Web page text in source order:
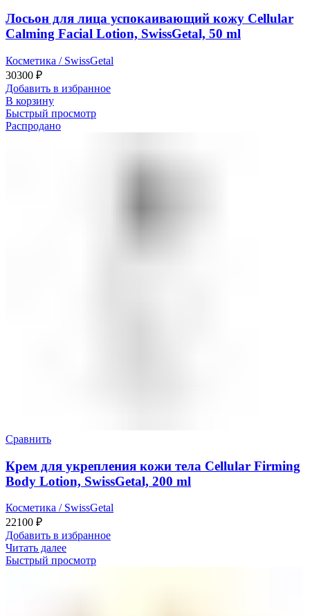
Лосьон для лица успокаивающий кожу Cellular
Calming Facial Lotion, SwissGetal, 50 ml
Косметика / SwissGetal
30300 ₽
Добавить в избранное
В корзину
Быстрый просмотр
Распродано
Сравнить
Крем для укрепления кожи тела Cellular Firming
Body Lotion, SwissGetal, 200 ml
Косметика / SwissGetal
22100 ₽
Добавить в избранное
Читать далее
Быстрый просмотр